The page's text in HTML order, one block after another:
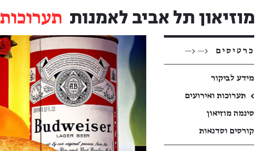
כרטיסים <— <—
מידע לביקור
←
תערוכות ואירועים
סינמה מוזיאון
קורסים וסדנאות